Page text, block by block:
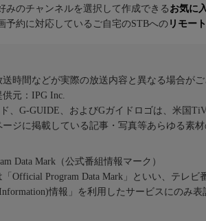
みのチャンネルを選択して作成できる お気に
予約に対応しているご自宅のSTBへの リモー
時間などが実際の放送内容と異なる場合がご
元：IPG Inc.
、G-GUIDE、およびGガイドロゴは、米国
ージに掲載している記事・写真等あらゆる素
Data Mark（公式番組情報マーク）
「Official Program Data Mark」といい、テレビ
Information)情報」を利用したサービスにのみ